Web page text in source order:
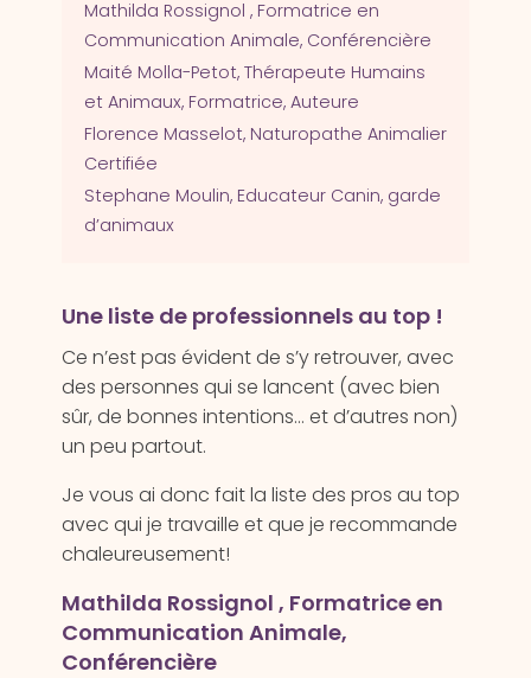
Mathilda Rossignol , Formatrice en
Communication Animale, Conférencière
Maité Molla-Petot, Thérapeute Humains
et Animaux, Formatrice, Auteure
Florence Masselot, Naturopathe Animalier
Certifiée
Stephane Moulin, Educateur Canin, garde
d’animaux
Une liste de professionnels au top !
Ce n’est pas évident de s’y retrouver, avec
des personnes qui se lancent (avec bien
sûr, de bonnes intentions… et d’autres non)
un peu partout.
Je vous ai donc fait la liste des pros au top
avec qui je travaille et que je recommande
chaleureusement!
Mathilda Rossignol , Formatrice en
Communication Animale,
Conférencière